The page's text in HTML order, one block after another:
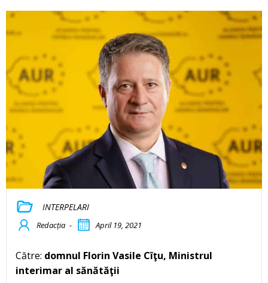
INTERPELARI
Redacția - April 19, 2021
Către: domnul Florin Vasile Cîţu, Ministrul
interimar al sănătăţii